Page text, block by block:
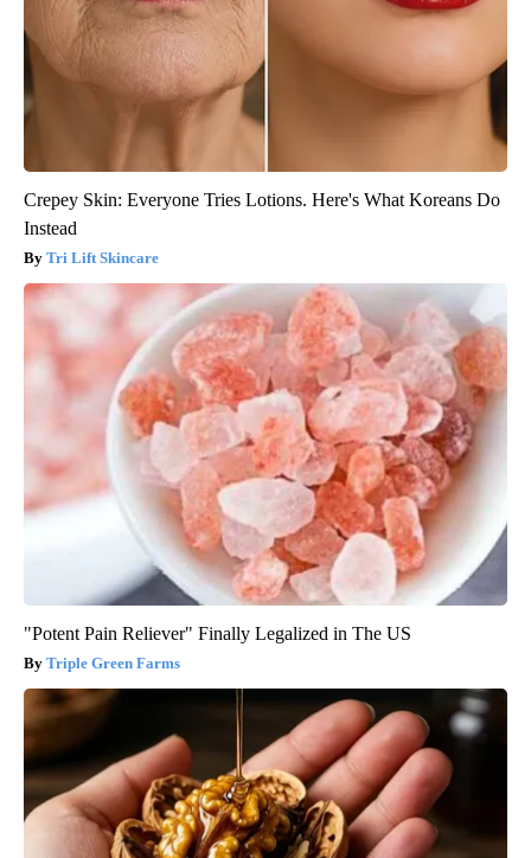
Crepey Skin: Everyone Tries Lotions. Here's What Koreans Do
Instead
Tri Lift Skincare
"Potent Pain Reliever" Finally Legalized in The US
Triple Green Farms